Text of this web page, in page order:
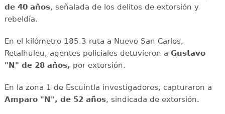
de 40 años, señalada de los delitos de extorsión y
rebeldía.
En el kilómetro 185.3 ruta a Nuevo San Carlos,
Retalhuleu, agentes policiales detuvieron a Gustavo
"N" de 28 años, por extorsión.
En la zona 1 de Escuintla investigadores, capturaron a
Amparo "N", de 52 años, sindicada de extorsión.